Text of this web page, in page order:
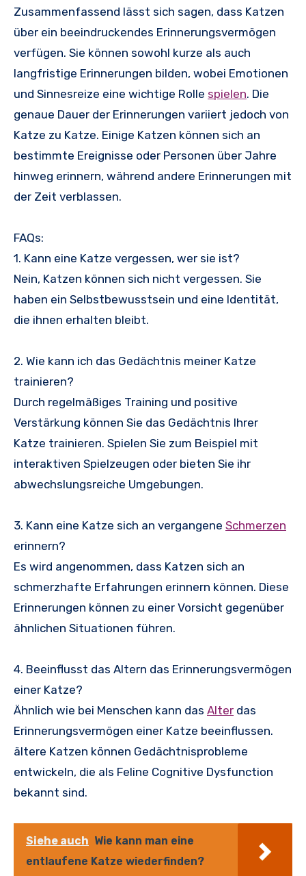
Zusammenfassend lässt sich sagen, dass Katzen
über ein beeindruckendes Erinnerungsvermögen
verfügen. Sie können sowohl kurze als auch
langfristige Erinnerungen bilden, wobei Emotionen
und Sinnesreize eine wichtige Rolle spielen. Die
genaue Dauer der Erinnerungen variiert jedoch von
Katze zu Katze. Einige Katzen können sich an
bestimmte Ereignisse oder Personen über Jahre
hinweg erinnern, während andere Erinnerungen mit
der Zeit verblassen.
FAQs:
1. Kann eine Katze vergessen, wer sie ist?
Nein, Katzen können sich nicht vergessen. Sie
haben ein Selbstbewusstsein und eine Identität,
die ihnen erhalten bleibt.
2. Wie kann ich das Gedächtnis meiner Katze
trainieren?
Durch regelmäßiges Training und positive
Verstärkung können Sie das Gedächtnis Ihrer
Katze trainieren. Spielen Sie zum Beispiel mit
interaktiven Spielzeugen oder bieten Sie ihr
abwechslungsreiche Umgebungen.
3. Kann eine Katze sich an vergangene Schmerzen
erinnern?
Es wird angenommen, dass Katzen sich an
schmerzhafte Erfahrungen erinnern können. Diese
Erinnerungen können zu einer Vorsicht gegenüber
ähnlichen Situationen führen.
4. Beeinflusst das Altern das Erinnerungsvermögen
einer Katze?
Ähnlich wie bei Menschen kann das Alter das
Erinnerungsvermögen einer Katze beeinflussen.
ältere Katzen können Gedächtnisprobleme
entwickeln, die als Feline Cognitive Dysfunction
bekannt sind.
Siehe auch Wie kann man eine
entlaufene Katze wiederfinden?